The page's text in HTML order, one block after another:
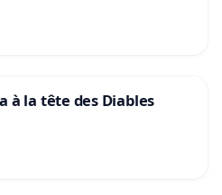
à la tête des Diables